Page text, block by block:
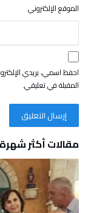
الموقع الإلكتروني
احفظ اسمي، بريدي
المقبلة في تعليقي.
مقالات أكثر شهرة